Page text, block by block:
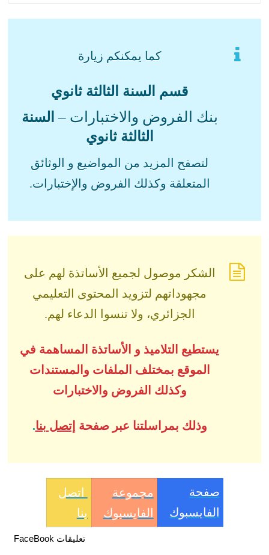
كما يمكنكم زيارة
قسم السنة الثالثة ثانوي
بنك الفروض والاختبارات – السنة
الثالثة ثانوي
لتصفح المزيد من المواضيع و الوثائق
المتعلقة وكذلك الفروض والإختبارات.
الشكر موصول لجميع الأساتذة لهم على
مجهوداتهم لتزويد المحتوى التعليمي
الجزائري، ولا تنسوا الدعاء لهم.
يستطيع التلاميذ و الأساتذة المساهمة في
الموقع بمختلف الملفات والمستندات
وكذلك الفروض والاختبارات
وذلك بمراسلتنا عبر صفحة إتصل بنا.
صفحة
الفايسبوك
مجموعة
الفايسبوك
اتصل
بنا
تعليقات FaceBook